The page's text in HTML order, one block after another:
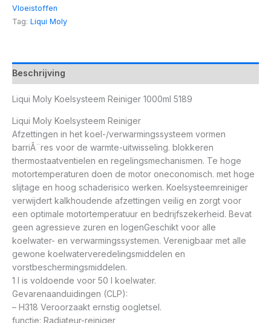
Vloeistoffen
Tag: Liqui Moly
Beschrijving
Liqui Moly Koelsysteem Reiniger 1000ml 5189
Liqui Moly Koelsysteem Reiniger
Afzettingen in het koel-/verwarmingssysteem vormen
barriÃ¨res voor de warmte-uitwisseling. blokkeren
thermostaatventielen en regelingsmechanismen. Te hoge
motortemperaturen doen de motor oneconomisch. met hoge
slijtage en hoog schaderisico werken. Koelsysteemreiniger
verwijdert kalkhoudende afzettingen veilig en zorgt voor
een optimale motortemperatuur en bedrijfszekerheid. Bevat
geen agressieve zuren en logenGeschikt voor alle
koelwater- en verwarmingssystemen. Verenigbaar met alle
gewone koelwaterveredelingsmiddelen en
vorstbeschermingsmiddelen.
1 l is voldoende voor 50 l koelwater.
Gevarenaanduidingen (CLP):
– H318 Veroorzaakt ernstig oogletsel.
functie: Radiateur-reiniger